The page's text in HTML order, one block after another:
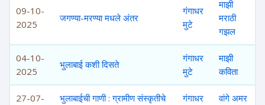
09-10-
2025
जगण्या-मरण्या मधले अंतर
गंगाधर
मुटे
माझी
मराठी
गझल
04-10-
2025
भुलाबाई कशी दिसते
गंगाधर
मुटे
माझी
कविता
27-07-
भुलाबाईची गाणी : ग्रामीण संस्कृतीचे
गंगाधर
वांगे अमर